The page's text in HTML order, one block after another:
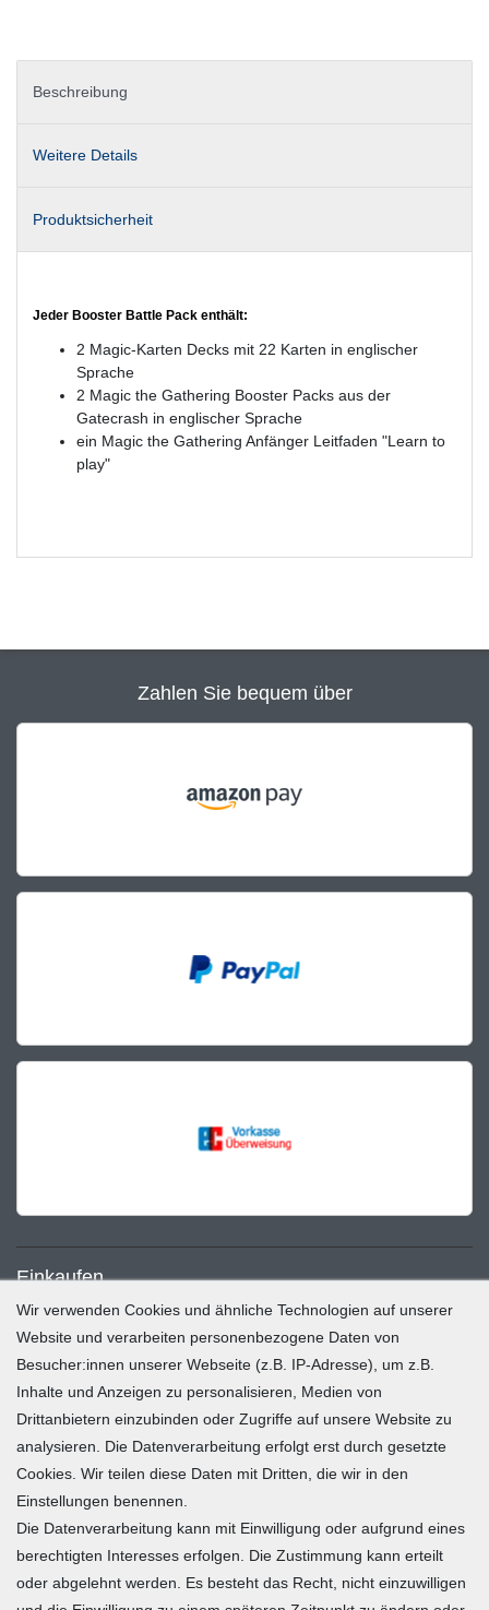
Beschreibung
Weitere Details
Produktsicherheit
Jeder Booster Battle Pack enthält:
2 Magic-Karten Decks mit 22 Karten in englischer
Sprache
2 Magic the Gathering Booster Packs aus der
Gatecrash in englischer Sprache
ein Magic the Gathering Anfänger Leitfaden "Learn to
play"
Zahlen Sie bequem über
Einkaufen
Zahlung und Versand
Widerrufsrecht
Warenkorb
Zur Kasse
Mein Konto
Registrieren
Login
Wir verwenden Cookies und ähnliche Technologien auf unserer
Website und verarbeiten personenbezogene Daten von
Besucher:innen unserer Webseite (z.B. IP-Adresse), um z.B.
Inhalte und Anzeigen zu personalisieren, Medien von
Drittanbietern einzubinden oder Zugriffe auf unsere Website zu
analysieren. Die Datenverarbeitung erfolgt erst durch gesetzte
Cookies. Wir teilen diese Daten mit Dritten, die wir in den
Einstellungen benennen.
Die Datenverarbeitung kann mit Einwilligung oder aufgrund eines
berechtigten Interesses erfolgen. Die Zustimmung kann erteilt
oder abgelehnt werden. Es besteht das Recht, nicht einzuwilligen